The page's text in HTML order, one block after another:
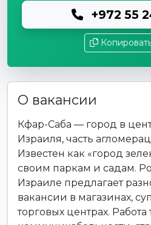
+972 55
О вакансии
Кфар-Саба — город в
Израиля, часть
Известен как «город
своим паркам и садам.
Израиле предлагает
вакансии в магазинах,
торговых центрах. Работа